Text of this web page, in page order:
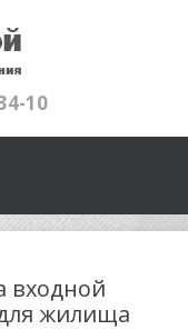
10
входной
жилища